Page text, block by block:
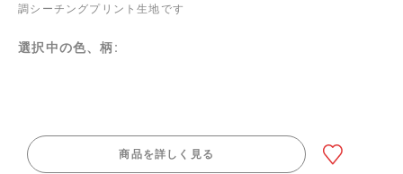
調シーチングプリント生地です
選択中の色、柄:
商品を詳しく見る